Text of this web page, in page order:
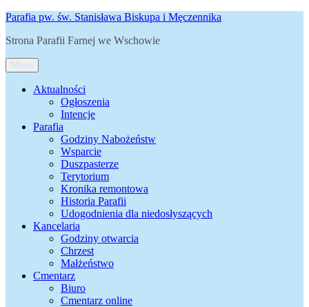
Przejdź
treści
Parafia pw. św. Stanisława Biskupa i Męczennika
Strona Parafii Farnej we Wschowie
Menu
Aktualności
Ogłoszenia
Intencje
Parafia
Godziny Nabożeństw
Wsparcie
Duszpasterze
Terytorium
Kronika remontowa
Historia Parafii
Udogodnienia dla niedosłyszących
Kancelaria
Godziny otwarcia
Chrzest
Małżeństwo
Cmentarz
Biuro
Cmentarz online